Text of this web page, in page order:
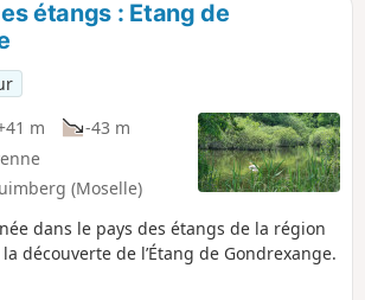
étangs : Etang de
m
-43 m
(Moselle)
dans le pays des étangs de la région
découverte de l’Étang de Gondrexange.